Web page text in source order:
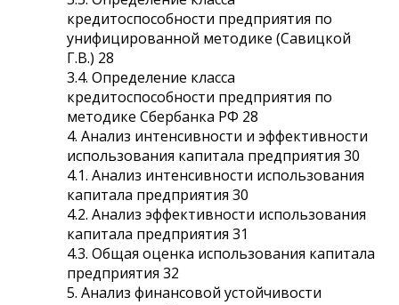
кредитоспособности предприятия по
унифицированной методике (Савицкой
Г.В.) 28
3.4. Определение класса
кредитоспособности предприятия по
методике Сбербанка РФ 28
4. Анализ интенсивности и эффективности
использования капитала предприятия 30
4.1. Анализ интенсивности использования
капитала предприятия 30
4.2. Анализ эффективности использования
капитала предприятия 31
4.3. Общая оценка использования капитала
предприятия 32
5. Анализ финансовой устойчивости